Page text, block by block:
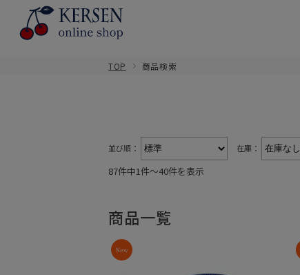
TOP 商品検索
並び順： 在庫：
87件中1件〜40件を表示
商品一覧